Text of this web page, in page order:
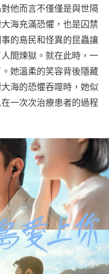
他而言不僅僅是與世隔
海充滿恐懼，也是囚禁
的島民和怪異的昆蟲讓
間煉獄。就在此時，一
她溫柔的笑容背後隱藏
海的恐懼吞噬時，她似
一次次治療患者的過程